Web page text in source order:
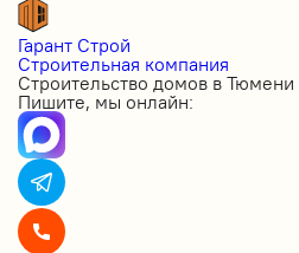
Гарант Строй
Строительная компания
Строительство домов в Тюмени
Пишите, мы онлайн: